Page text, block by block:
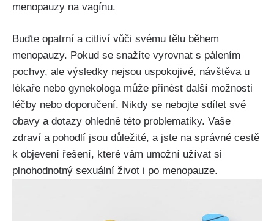
menopauzy ⁢na vagínu.
Buďte opatrní‌ a citliví vůči svému tělu během
menopauzy. Pokud se snažíte vyrovnat⁣ s pálením⁢
pochvy, ale výsledky‍ nejsou uspokojivé, návštěva u
lékaře‍ nebo‍ gynekologa může přinést další možnosti
⁢léčby ⁣nebo ‍doporučení. Nikdy se⁢ nebojte sdílet⁢ své
obavy a dotazy ohledně této problematiky. ⁤Vaše
zdraví a pohodlí jsou důležité, a jste‍ na správné ⁤cestě
k ​objevení řešení, které vám⁣ umožní ‌užívat⁤ si
plnohodnotný sexuální​ život ⁤i ⁢po ⁣menopauze.